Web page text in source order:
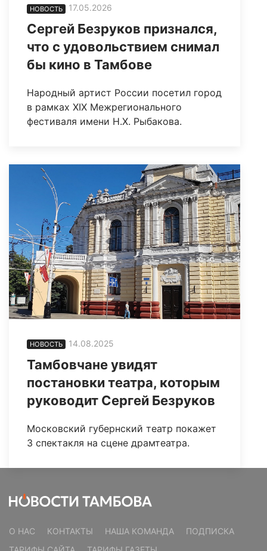
НОВОСТЬ 17.05.2026
Сергей Безруков признался,
что с удовольствием снимал
бы кино в Тамбове
Народный артист России посетил город
в рамках XIX Межрегионального
фестиваля имени Н.Х. Рыбакова.
НОВОСТЬ 14.08.2025
Тамбовчане увидят
постановки театра, которым
руководит Сергей Безруков
Московский губернский театр покажет
3 спектакля на сцене драмтеатра.
О НАС КОНТАКТЫ НАША КОМАНДА
ПОДПИСКА